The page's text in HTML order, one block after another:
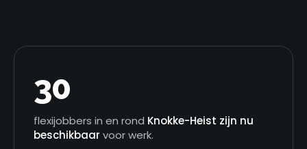
30
flexijobbers in en rond Knokke-Heist zijn nu
beschikbaar voor werk.